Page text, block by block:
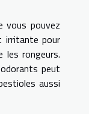
vous pouvez
irritante pour
les rongeurs.
peut
aussi